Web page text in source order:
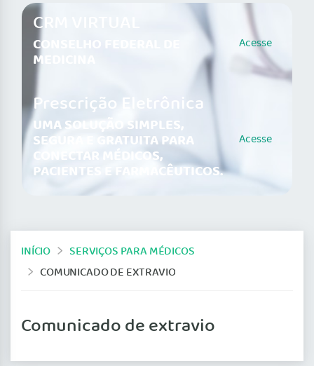
CRM VIRTUAL
CONSELHO FEDERAL DE
MEDICINA
Acesse
Prescrição Eletrônica
UMA SOLUÇÃO SIMPLES,
SEGURA E GRATUITA PARA
CONECTAR MÉDICOS,
PACIENTES E FARMACÊUTICOS.
Acesse
INÍCIO
SERVIÇOS PARA MÉDICOS
COMUNICADO DE EXTRAVIO
Comunicado de extravio